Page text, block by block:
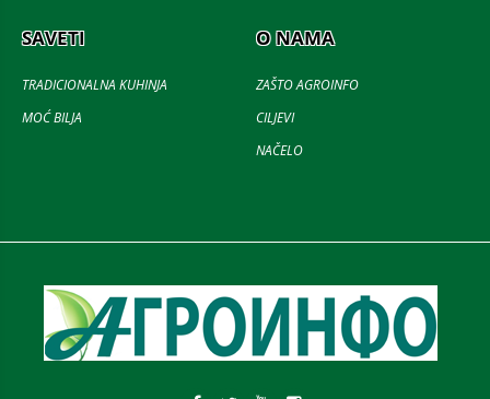
SAVETI
TRADICIONALNA KUHINJA
MOĆ BILJA
O NAMA
ZAŠTO AGROINFO
CILJEVI
NAČELO